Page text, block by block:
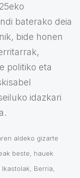
baterako deia
bide honen
politiko eta
idazkari
aldeko gizarte
beste, hauek
Berria,